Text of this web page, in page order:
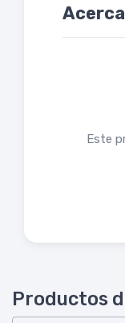
Este
Productos